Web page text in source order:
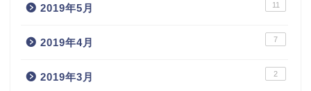
2019年5月 11
2019年4月 7
2019年3月 2